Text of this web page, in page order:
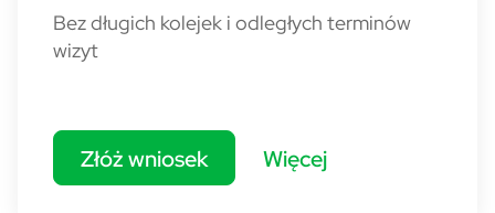
Bez długich kolejek i odległych terminów
wizyt
Złóż wniosek Więcej